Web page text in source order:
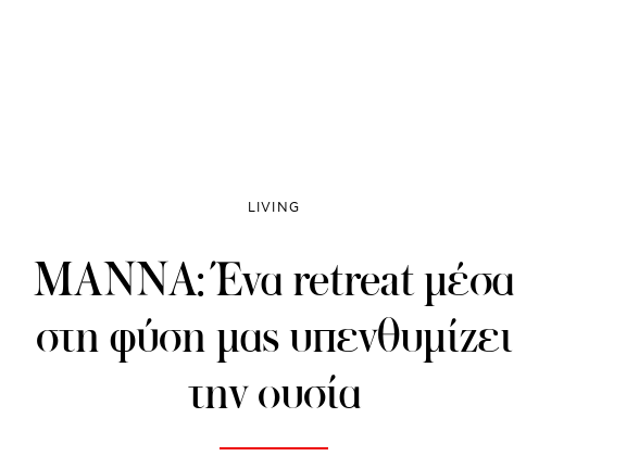
LIVING
MANNA: Ένα retreat μέσα
στη φύση μας υπενθυμίζει
την ουσία